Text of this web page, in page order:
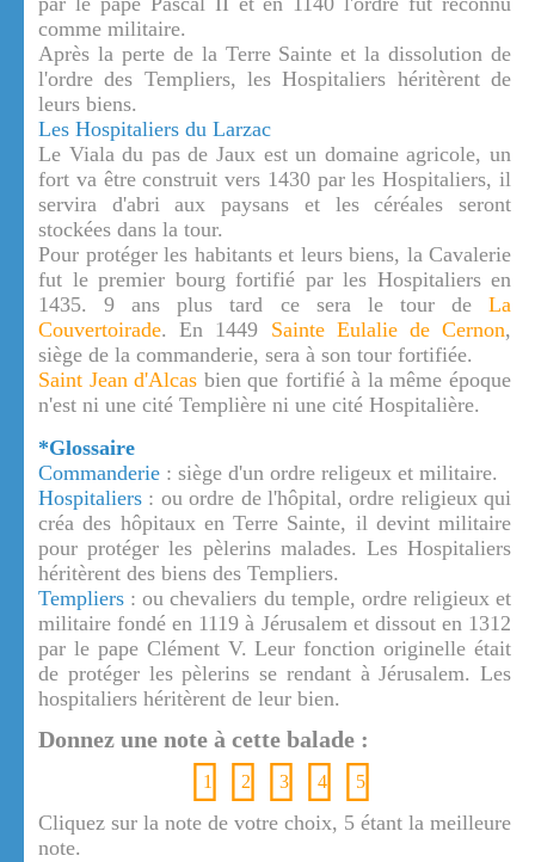
comme militaire.
Après la perte de la Terre Sainte et la dissolution de
l'ordre des Templiers, les Hospitaliers héritèrent de
leurs biens.
Les Hospitaliers du Larzac
Le Viala du pas de Jaux est un domaine agricole, un
fort va être construit vers 1430 par les Hospitaliers, il
servira d'abri aux paysans et les céréales seront
stockées dans la tour.
Pour protéger les habitants et leurs biens, la Cavalerie
fut le premier bourg fortifié par les Hospitaliers en
1435. 9 ans plus tard ce sera le tour de La
Couvertoirade. En 1449 Sainte Eulalie de Cernon,
siège de la commanderie, sera à son tour fortifiée.
Saint Jean d'Alcas bien que fortifié à la même époque
n'est ni une cité Templière ni une cité Hospitalière.
*Glossaire
Commanderie : siège d'un ordre religeux et militaire.
Hospitaliers : ou ordre de l'hôpital, ordre religieux qui
créa des hôpitaux en Terre Sainte, il devint militaire
pour protéger les pèlerins malades. Les Hospitaliers
héritèrent des biens des Templiers.
Templiers : ou chevaliers du temple, ordre religieux et
militaire fondé en 1119 à Jérusalem et dissout en 1312
par le pape Clément V. Leur fonction originelle était
de protéger les pèlerins se rendant à Jérusalem. Les
hospitaliers héritèrent de leur bien.
Donnez une note à cette balade :
1 2 3 4 5
Cliquez sur la note de votre choix, 5 étant la meilleure
note.